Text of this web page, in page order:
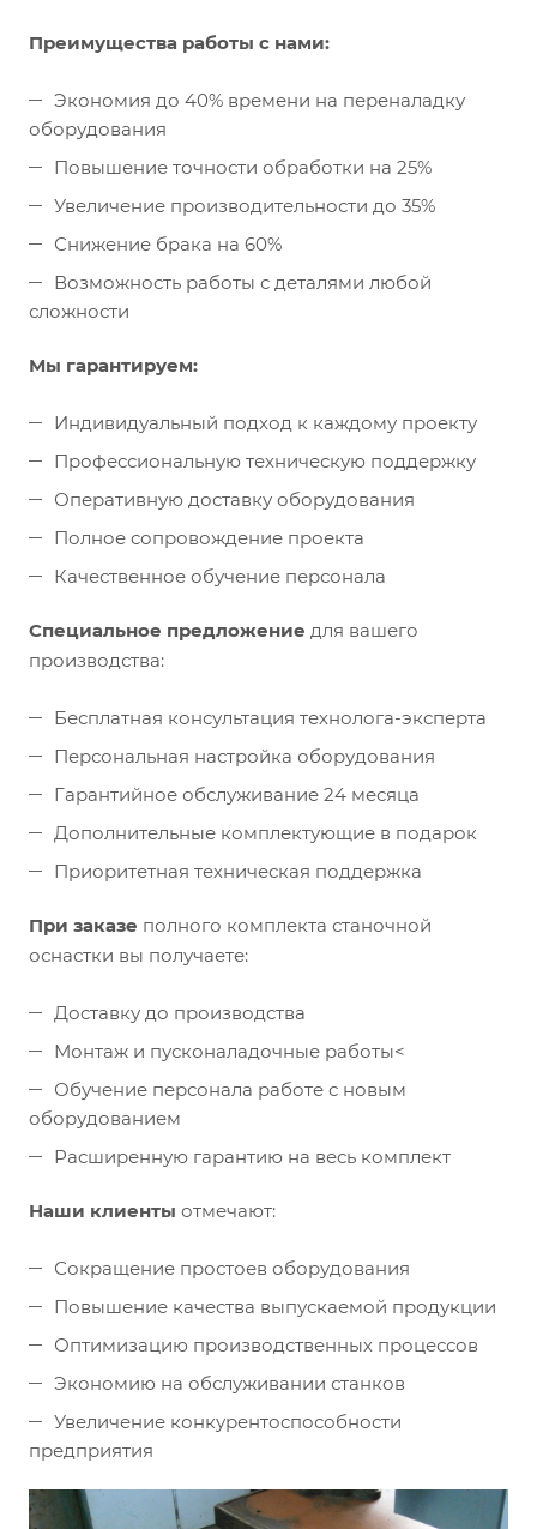
Преимущества работы с нами:
Экономия до 40% времени на переналадку
оборудования
Повышение точности обработки на 25%
Увеличение производительности до 35%
Снижение брака на 60%
Возможность работы с деталями любой
сложности
Мы гарантируем:
Индивидуальный подход к каждому проекту
Профессиональную техническую поддержку
Оперативную доставку оборудования
Полное сопровождение проекта
Качественное обучение персонала
Специальное предложение для вашего
производства:
Бесплатная консультация технолога-эксперта
Персональная настройка оборудования
Гарантийное обслуживание 24 месяца
Дополнительные комплектующие в подарок
Приоритетная техническая поддержка
При заказе полного комплекта станочной
оснастки вы получаете:
Доставку до производства
Монтаж и пусконаладочные работы<
Обучение персонала работе с новым
оборудованием
Расширенную гарантию на весь комплект
Наши клиенты отмечают:
Сокращение простоев оборудования
Повышение качества выпускаемой продукции
Оптимизацию производственных процессов
Экономию на обслуживании станков
Увеличение конкурентоспособности
предприятия